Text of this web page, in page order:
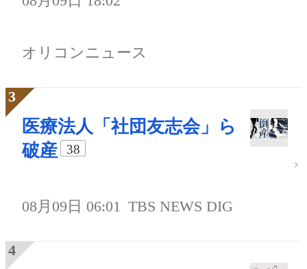
オリコンニュース
医療法人「社団友志会」ら
破産
38
08月09日 06:01 TBS NEWS DIG